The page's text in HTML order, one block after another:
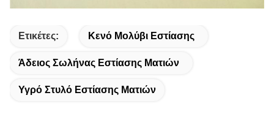
Ετικέτες: Κενό Μολύβι Εστίασης
Άδειος Σωλήνας Εστίασης Ματιών
Υγρό Στυλό Εστίασης Ματιών